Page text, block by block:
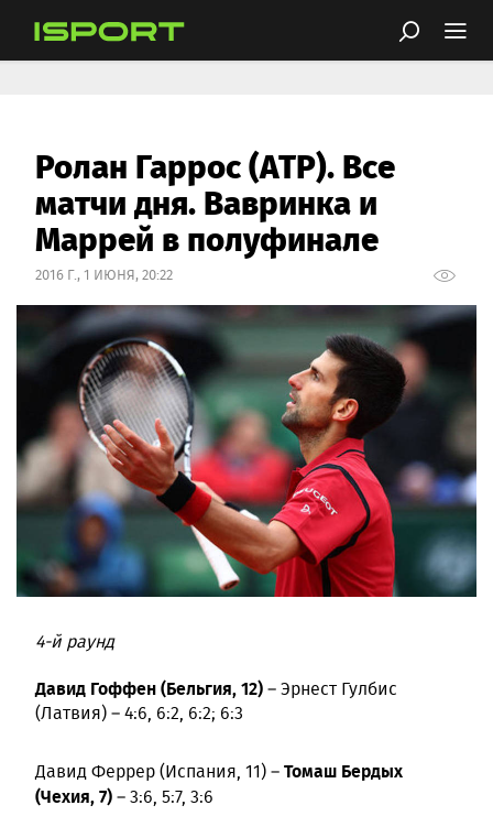
Ролан Гаррос (ATP). Все
матчи дня. Вавринка и
Маррей в полуфинале
2016 Г., 1 ИЮНЯ, 20:22
4-й раунд
Давид Гоффен (Бельгия, 12)– Эрнест Гулбис
(Латвия) – 4:6, 6:2, 6:2; 6:3
Давид Феррер (Испания, 11) –Томаш Бердых
(Чехия, 7)– 3:6, 5:7, 3:6